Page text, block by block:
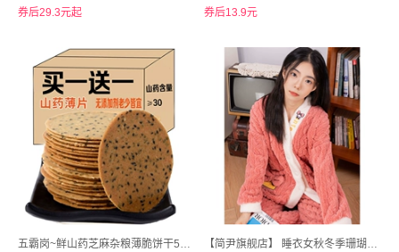
券后29.3元起
券后13.9元
五霸岗~鲜山药芝麻杂粮薄脆饼干500克 【简尹旗舰店】 睡衣女秋冬季珊瑚绒加厚保暖法兰绒套装